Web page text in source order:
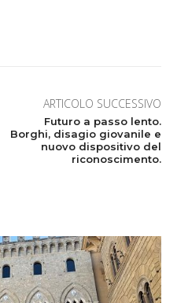
ARTICOLO SUCCESSIVO
Futuro a passo lento.
Borghi, disagio giovanile e
nuovo dispositivo del
riconoscimento.